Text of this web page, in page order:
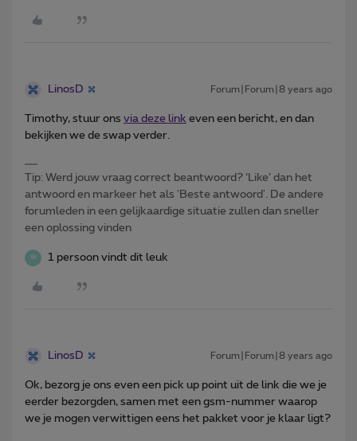
LinosD Forum|Forum|8 years ago
Timothy, stuur ons via deze link even een bericht, en dan
bekijken we de swap verder.
Tip: Werd jouw vraag correct beantwoord? ‘Like’ dan het
antwoord en markeer het als 'Beste antwoord'. De andere
forumleden in een gelijkaardige situatie zullen dan sneller
een oplossing vinden
W 1 persoon vindt dit leuk
LinosD Forum|Forum|8 years ago
Ok, bezorg je ons even een pick up point uit de link die we je
eerder bezorgden, samen met een gsm-nummer waarop
we je mogen verwittigen eens het pakket voor je klaar ligt?